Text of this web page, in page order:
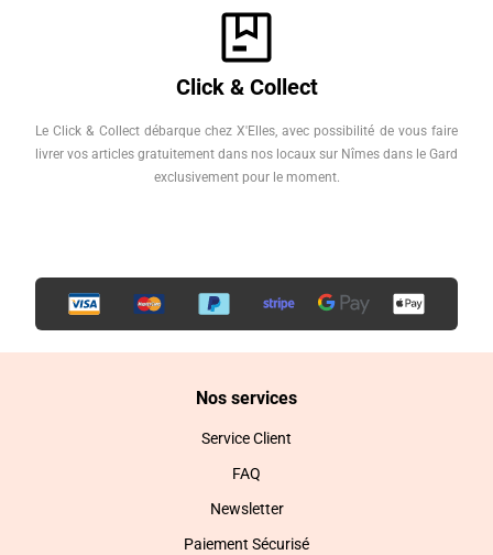
Click & Collect
Le Click & Collect débarque chez X'Elles, avec possibilité de vous faire
livrer vos articles gratuitement dans nos locaux sur Nîmes dans le Gard
exclusivement pour le moment.
Nos services
Service Client
FAQ
Newsletter
Paiement Sécurisé